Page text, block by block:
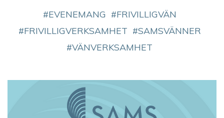
EVENEMANG
FRIVILLIGVÄN
FRIVILLIGVERKSAMHET
SAMSVÄNNER
VÄNVERKSAMHET